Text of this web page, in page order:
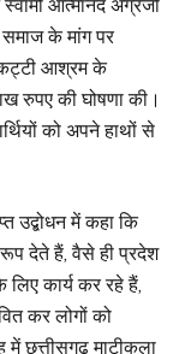
आत्मानंद अंग्रेजी
के मांग पर
आश्रम के
रुपए की घोषणा की।
को अपने हाथों से
उद्बोधन में कहा कि
देते हैं, वैसे ही प्रदेश
कार्य कर रहे हैं,
कर लोगों को
में छत्तीसगढ़ माटीकला